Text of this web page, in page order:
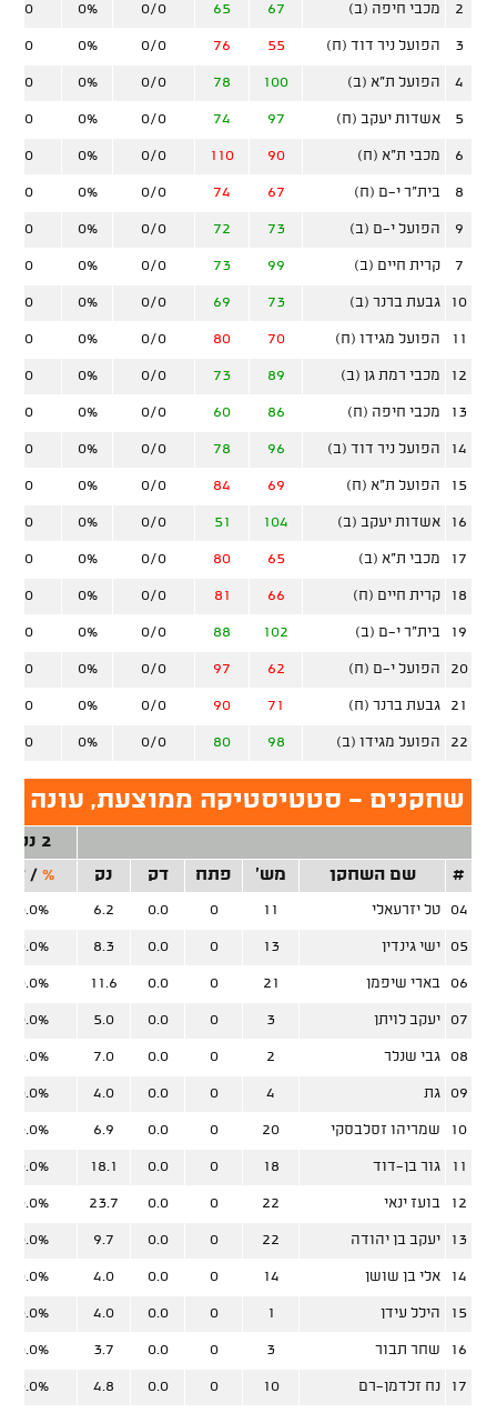
2 מכבי חיפה (ב) 67
65
0/0
0%
0/0
3 הפועל ניר דוד (ח) 55
76
0/0
0%
0/0
4 הפועל ת"א (ב) 100
78
0/0
0%
0/0
5 אשדות יעקב (ח) 97
74
0/0
0%
0/0
6 מכבי ת"א (ח) 90
110
0/0
0%
0/0
8 בית"ר י-ם (ח) 67
74
0/0
0%
0/0
9 הפועל י-ם (ב) 73
72
0/0
0%
0/0
7 קרית חיים (ב) 99
73
0/0
0%
0/0
10 גבעת ברנר (ב) 73
69
0/0
0%
0/0
11 הפועל מגידו (ח) 70
80
0/0
0%
0/0
12 מכבי רמת גן (ב) 89
73
0/0
0%
0/0
13 מכבי חיפה (ח) 86
60
0/0
0%
0/0
14 הפועל ניר דוד (ב) 96
78
0/0
0%
0/0
15 הפועל ת"א (ח) 69
84
0/0
0%
0/0
16 אשדות יעקב (ב) 104
51
0/0
0%
0/0
17 מכבי ת"א (ב) 65
80
0/0
0%
0/0
18 קרית חיים (ח) 66
81
0/0
0%
0/0
19 בית"ר י-ם (ב) 102
88
0/0
0%
0/0
20 הפועל י-ם (ח) 62
97
0/0
0%
0/0
21 גבעת ברנר (ח) 71
90
0/0
0%
0/0
22 הפועל מגידו (ב) 98
80
0/0
0%
0/0
שחקנים - סטטיסטיקה ממוצעת, עונה
2 נק'
#
שם השחקן מש' פתח דק נק %
/ זר
04 טל יזרעאלי 11
0
0.0
6.2
0.0%
05 ישי גינדין 13
0
0.0
8.3
0.0%
06 בארי שיפמן 21
0
0.0
11.6
0.0%
07 יעקב לויתן 3
0
0.0
5.0
0.0%
08 גבי שנלר 2
0
0.0
7.0
0.0%
09 גת 4
0
0.0
4.0
0.0%
10 שמריהו זסלבסקי 20
0
0.0
6.9
0.0%
11 גור בן-דוד 18
0
0.0
18.1
0.0%
12 בועז ינאי 22
0
0.0
23.7
0.0%
13 יעקב בן יהודה 22
0
0.0
9.7
0.0%
14 אלי בן שושן 14
0
0.0
4.0
0.0%
15 הילל עידן 1
0
0.0
4.0
0.0%
16 שחר תבור 3
0
0.0
3.7
0.0%
17 נח זלדמן-רם 10
0
0.0
4.8
0.0%